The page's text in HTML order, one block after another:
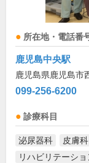
所在地・電話番
鹿児島中央駅
鹿児島県鹿児島市
099-256-6200
診療科目
泌尿器科 皮膚科
リハビリテーシ